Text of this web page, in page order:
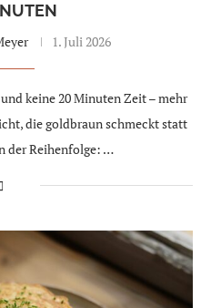
1. Juli 2026
keine 20 Minuten Zeit – mehr
die goldbraun schmeckt statt
der Reihenfolge: …